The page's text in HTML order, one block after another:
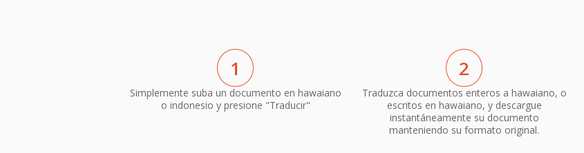
1
Simplemente suba un documento en hawaiano
o indonesio y presione "Traducir"
2
Traduzca documentos enteros a hawaiano, o
escritos en hawaiano, y descargue
instantáneamente su documento
manteniendo su formato original.